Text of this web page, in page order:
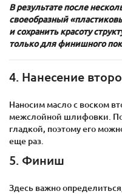
В результате после
своеобразный
и сохранить красоту
только для финишного
4. Нанесение
Наносим масло с воском
межслойной шлифовки.
гладкой, поэтому его
еще раз.
5. Финиш
Здесь важно